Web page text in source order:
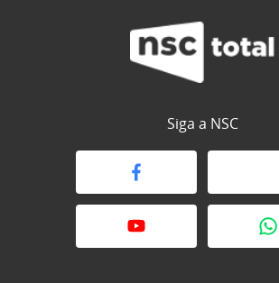
Siga a NSC